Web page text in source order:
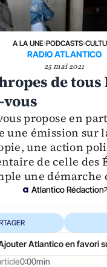
A LA UNE›PODCASTS›
RADIO ATLANTICO
25 mai 2021
de tous
propose en
une émission sur
une action
de celle des
une
Atlantico Rédaction
0:00min
Atlantico en favori